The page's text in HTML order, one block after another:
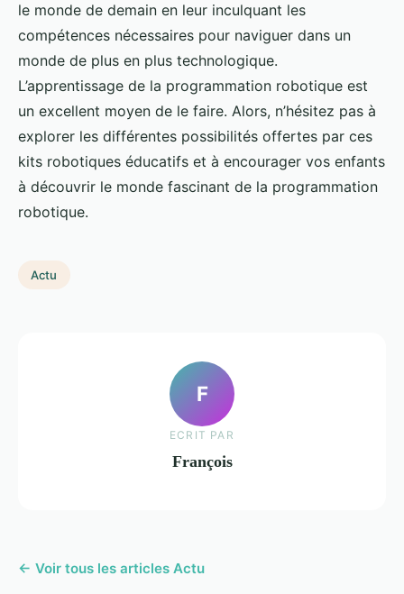
le monde de demain en leur inculquant les
compétences nécessaires pour naviguer dans un
monde de plus en plus technologique.
L’apprentissage de la programmation robotique est
un excellent moyen de le faire. Alors, n’hésitez pas à
explorer les différentes possibilités offertes par ces
kits robotiques éducatifs et à encourager vos enfants
à découvrir le monde fascinant de la programmation
robotique.
Actu
F
ECRIT PAR
François
← Voir tous les articles Actu